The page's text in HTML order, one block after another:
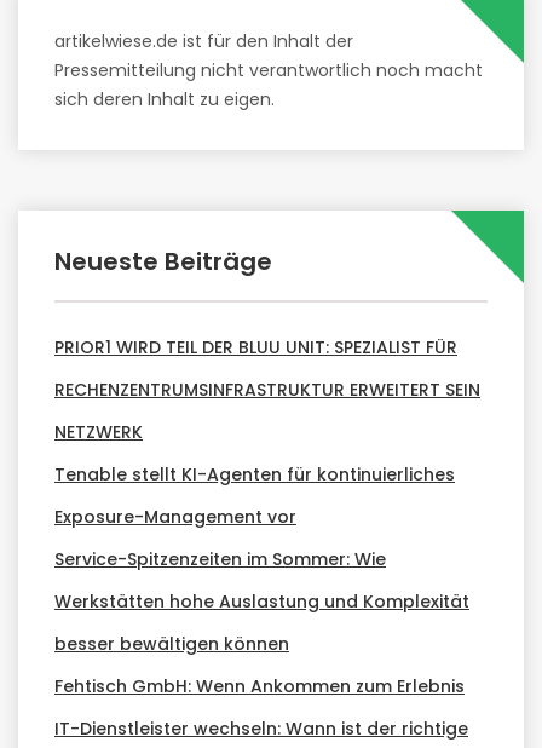
artikelwiese.de ist für den Inhalt der
Pressemitteilung nicht verantwortlich noch macht
sich deren Inhalt zu eigen.
Neueste Beiträge
PRIOR1 WIRD TEIL DER BLUU UNIT: SPEZIALIST FÜR
RECHENZENTRUMSINFRASTRUKTUR ERWEITERT SEIN
NETZWERK
Tenable stellt KI-Agenten für kontinuierliches
Exposure-Management vor
Service-Spitzenzeiten im Sommer: Wie
Werkstätten hohe Auslastung und Komplexität
besser bewältigen können
Fehtisch GmbH: Wenn Ankommen zum Erlebnis
IT-Dienstleister wechseln: Wann ist der richtige